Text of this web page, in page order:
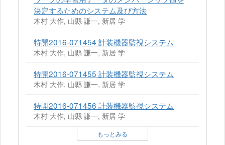
決定するためのシステム及び方法
木村 大作, 山縣 謙一, 新居 学
特開2016-071454 計装機器監視システム
木村 大作, 山縣 謙一, 新居 学
特開2016-071455 計装機器監視システム
木村 大作, 山縣 謙一, 新居 学
特開2016-071456 計装機器監視システム
木村 大作, 山縣 謙一, 新居 学
もっとみる